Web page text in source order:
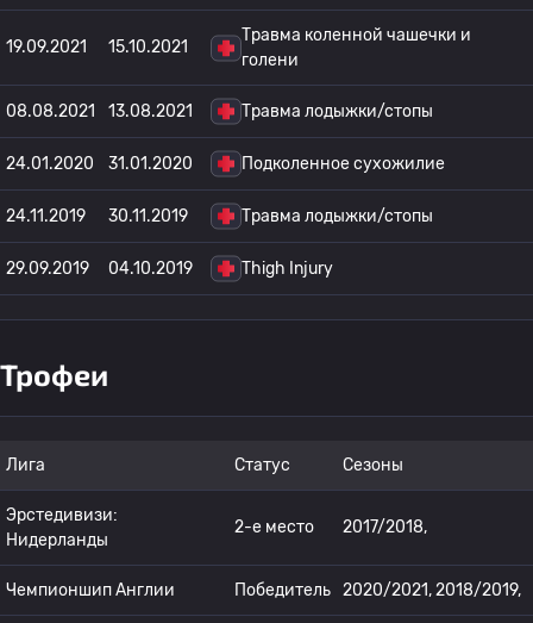
19.09.2021 15.10.2021
Травма коленной чашечки и
голени
08.08.2021 13.08.2021 Травма лодыжки/стопы
24.01.2020 31.01.2020 Подколенное сухожилие
24.11.2019 30.11.2019 Травма лодыжки/стопы
29.09.2019 04.10.2019 Thigh Injury
Трофеи
Лига Статус Сезоны
Эрстедивизи:
Нидерланды
2-е место 2017/2018,
Чемпионшип Англии Победитель 2020/2021, 2018/2019,